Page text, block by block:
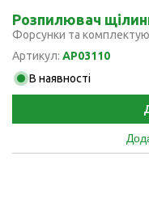
Розпилювач
Форсунки та
Артикул: AP03110
В наявності